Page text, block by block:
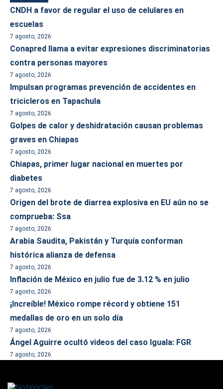
CNDH a favor de regular el uso de celulares en
escuelas
7 agosto, 2026
Conapred llama a evitar expresiones discriminatorias
contra personas mayores
7 agosto, 2026
Impulsan programas prevención de accidentes en
tricicleros en Tapachula
7 agosto, 2026
Golpes de calor y deshidratación causan problemas
graves en Chiapas
7 agosto, 2026
Chiapas, primer lugar nacional en muertes por
diabetes
7 agosto, 2026
Origen del brote de diarrea explosiva en EU aún no se
comprueba: Ssa
7 agosto, 2026
Arabia Saudita, Pakistán y Turquía conforman
histórica alianza de defensa
7 agosto, 2026
Inflación de México en julio fue de 3.12 % en julio
7 agosto, 2026
¡Increíble! México rompe récord y obtiene 151
medallas de oro en un solo día
7 agosto, 2026
Ángel Aguirre ocultó videos del caso Iguala: FGR
7 agosto, 2026